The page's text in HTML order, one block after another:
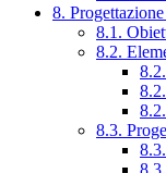
8.
8.1.
8.2.
8.3.